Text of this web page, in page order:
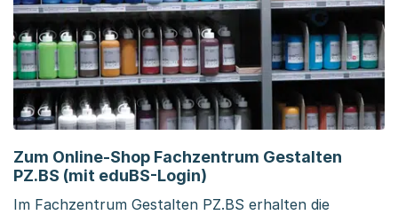
Zum Online-Shop Fachzentrum Gestalten
PZ.BS (mit eduBS-Login)
Im Fachzentrum Gestalten PZ.BS erhalten die